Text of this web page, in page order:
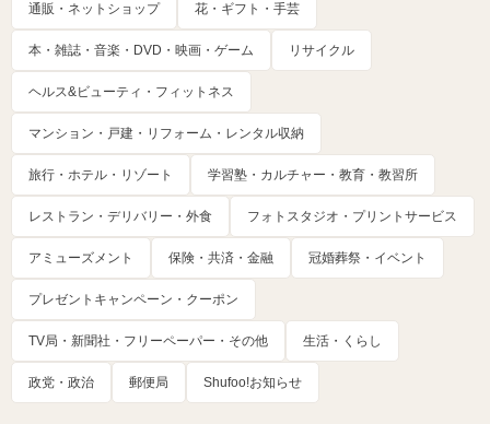
通販・ネットショップ 花・ギフト・手芸
本・雑誌・音楽・DVD・映画・ゲーム リサイクル
ヘルス&ビューティ・フィットネス
マンション・戸建・リフォーム・レンタル収納
旅行・ホテル・リゾート 学習塾・カルチャー・教育・教習所
レストラン・デリバリー・外食 フォトスタジオ・プリントサービス
アミューズメント 保険・共済・金融 冠婚葬祭・イベント
プレゼントキャンペーン・クーポン
TV局・新聞社・フリーペーパー・その他 生活・くらし
政党・政治 郵便局 Shufoo!お知らせ